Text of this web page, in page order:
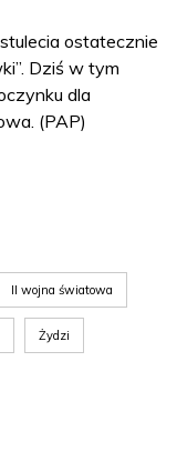
ostatecznie
Dziś w tym
dla
(PAP)
II wojna światowa
Żydzi